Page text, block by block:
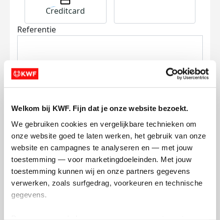
Welkom bij KWF. Fijn dat je onze website bezoekt.
We gebruiken cookies en vergelijkbare technieken om
onze website goed te laten werken, het gebruik van onze
website en campagnes te analyseren en — met jouw
toestemming — voor marketingdoeleinden. Met jouw
toestemming kunnen wij en onze partners gegevens
verwerken, zoals surfgedrag, voorkeuren en technische
gegevens.
Creditcard
Referentie
Ik wil bijdragen aan de transactiekosten
en betaal €0.75 extra.
Doneer nu